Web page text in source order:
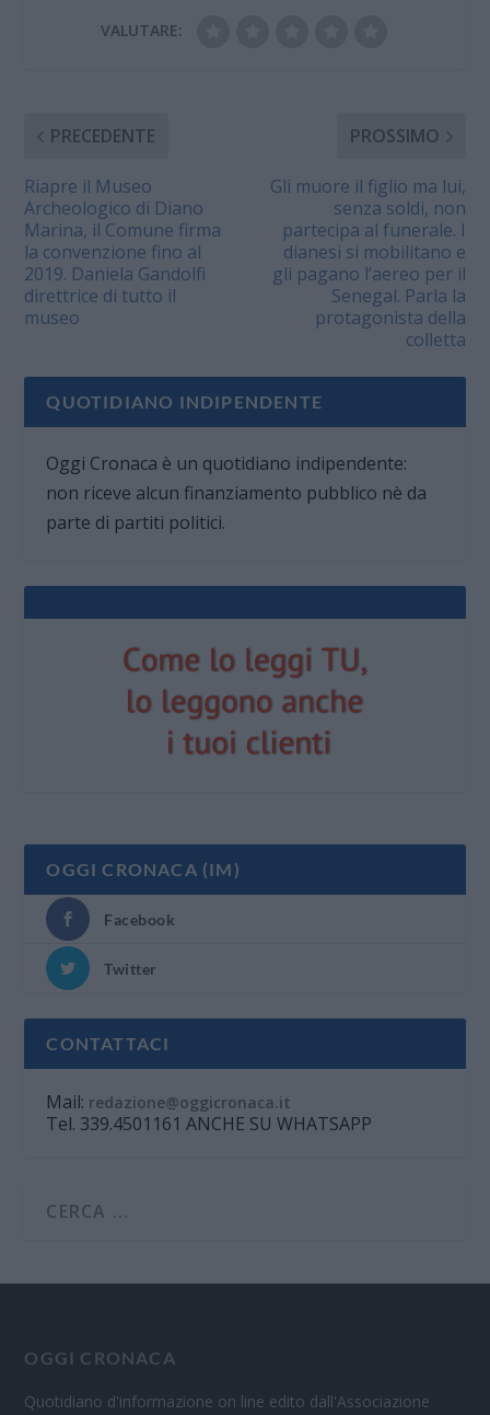
VALUTARE:
PRECEDENTE
Riapre il Museo
Archeologico di Diano
Marina, il Comune firma
la convenzione fino al
2019. Daniela Gandolfi
direttrice di tutto il
museo
PROSSIMO
Gli muore il figlio ma lui,
senza soldi, non
partecipa al funerale. I
dianesi si mobilitano e
gli pagano l’aereo per il
Senegal. Parla la
protagonista della
colletta
QUOTIDIANO INDIPENDENTE
Oggi Cronaca è un quotidiano indipendente:
non riceve alcun finanziamento pubblico nè da
parte di partiti politici.
OGGI CRONACA (IM)
Facebook
Twitter
CONTATTACI
Mail: redazione@oggicronaca.it
Tel. 339.4501161 ANCHE SU WHATSAPP
OGGI CRONACA
Quotidiano d'informazione on line edito dall'Associazione